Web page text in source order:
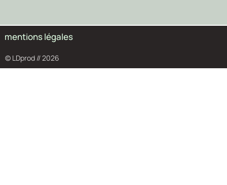
mentions légales
© LDprod // 2026